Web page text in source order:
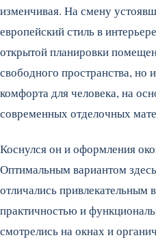
изменчивая. На смену
европейский стиль в
открытой планировки
свободного пространства, но
комфорта для человека, на
современных отделочных
Коснулся он и оформления
Оптимальным вариантом
отличались
практичностью и
смотрелись на окнах и